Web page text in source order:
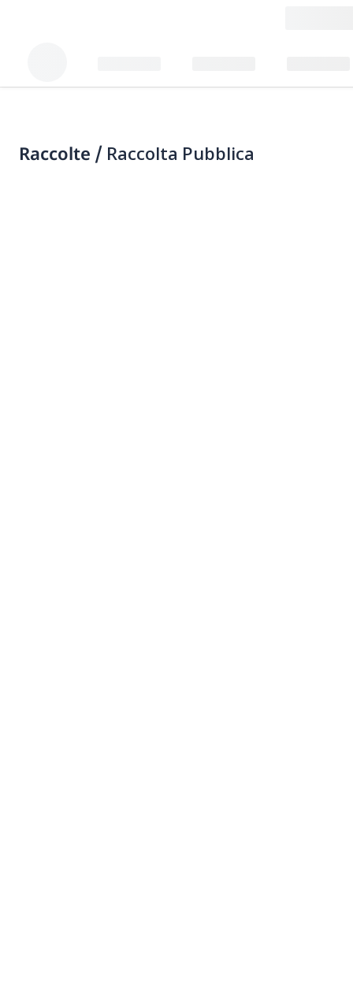
Raccolte / Raccolta Pubblica